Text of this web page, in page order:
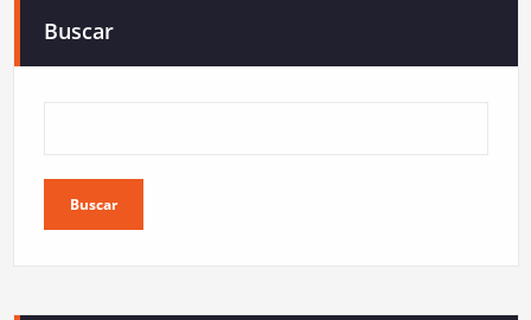
Buscar
Buscar